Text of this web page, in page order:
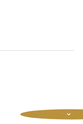
集を行っている